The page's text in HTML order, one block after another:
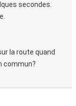
secondes.
la route quand
commun?